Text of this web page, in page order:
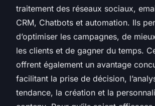
traitement des réseaux sociaux,
CRM, Chatbots et automation. Ils
d’optimiser les campagnes, de
les clients et de gagner du temps.
offrent également un avantage
facilitant la prise de décision,
tendance, la création et la